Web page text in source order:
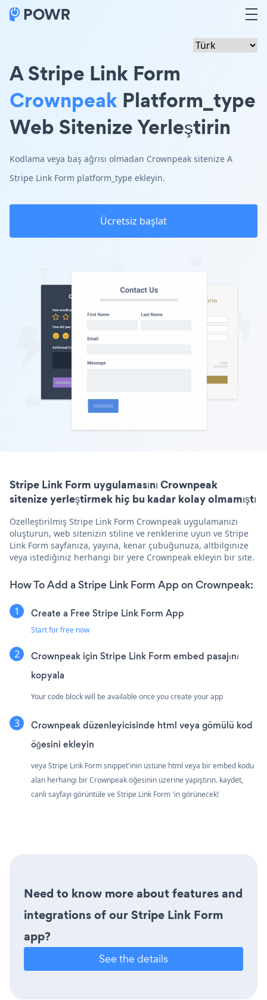
A Stripe Link Form
Crownpeak Platform_type
Web Sitenize Yerleştirin
Kodlama veya baş ağrısı olmadan Crownpeak sitenize A
Stripe Link Form platform_type ekleyin.
Ücretsiz başlat
Stripe Link Form uygulamasını Crownpeak
sitenize yerleştirmek hiç bu kadar kolay olmamıştı
Özelleştirilmiş Stripe Link Form Crownpeak uygulamanızı
oluşturun, web sitenizin stiline ve renklerine uyun ve Stripe
Link Form sayfanıza, yayına, kenar çubuğunuza, altbilginize
veya istediğiniz herhangi bir yere Crownpeak ekleyin bir site.
How To Add a Stripe Link Form App on Crownpeak:
Create a Free Stripe Link Form App
Start for free now
Crownpeak için Stripe Link Form embed pasajını
kopyala
Your code block will be available once you create your app
Crownpeak düzenleyicisinde html veya gömülü kod
öğesini ekleyin
veya Stripe Link Form snippet'inin üstüne html veya bir embed kodu
alan herhangi bir Crownpeak öğesinin üzerine yapıştırın. kaydet,
canlı sayfayı görüntüle ve Stripe Link Form 'in görünecek!
Need to know more about features and
integrations of our Stripe Link Form
app?
See the details